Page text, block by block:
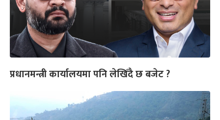
प्रधानमन्त्री कार्यालयमा पनि लेखिँदै छ बजेट ?